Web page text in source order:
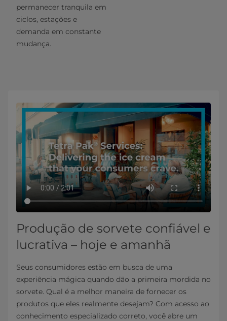
permanecer tranquila em
ciclos, estações e
demanda em constante
mudança.
Produção de sorvete confiável e
lucrativa – hoje e amanhã
Seus consumidores estão em busca de uma
experiência mágica quando dão a primeira mordida no
sorvete. Qual é a melhor maneira de fornecer os
produtos que eles realmente desejam? Com acesso ao
conhecimento especializado correto, você abre um